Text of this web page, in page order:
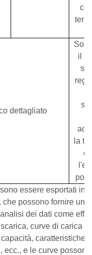
dettagliato
il
la
essere esportati in
che possono fornire una
dei dati come
curve di carica e
caratteristiche
ecc., e le curve